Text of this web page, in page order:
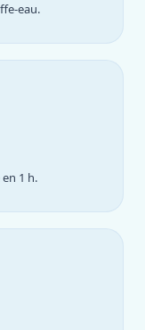
eau.
1 h.